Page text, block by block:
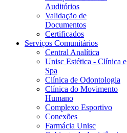
Auditórios
Validação de
Documentos
Certificados
Serviços Comunitários
Central Analítica
Unisc Estética - Clínica e
Spa
Clínica de Odontologia
Clínica do Movimento
Humano
Complexo Esportivo
Conexões
Farmácia Unisc